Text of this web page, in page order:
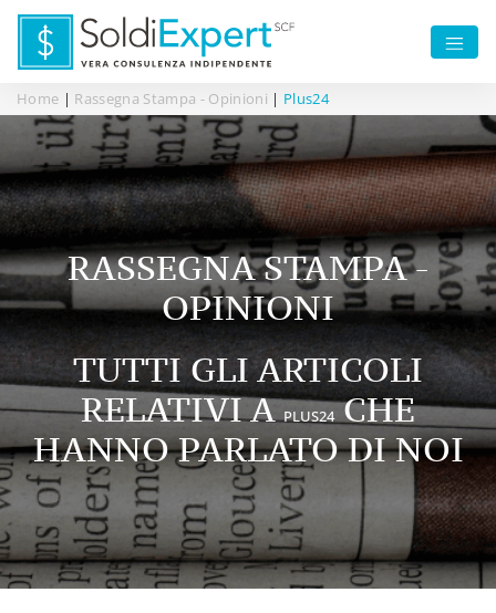
Home | Rassegna Stampa - Opinioni | Plus24
RASSEGNA STAMPA -
OPINIONI
TUTTI GLI ARTICOLI
RELATIVI APLUS24CHE
HANNO PARLATO DI NOI